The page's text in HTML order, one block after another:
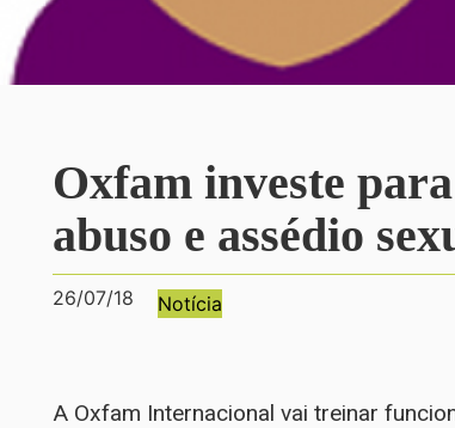
Oxfam investe
abuso e assédio
26/07/18 Notícia
A Oxfam Internacional vai treinar